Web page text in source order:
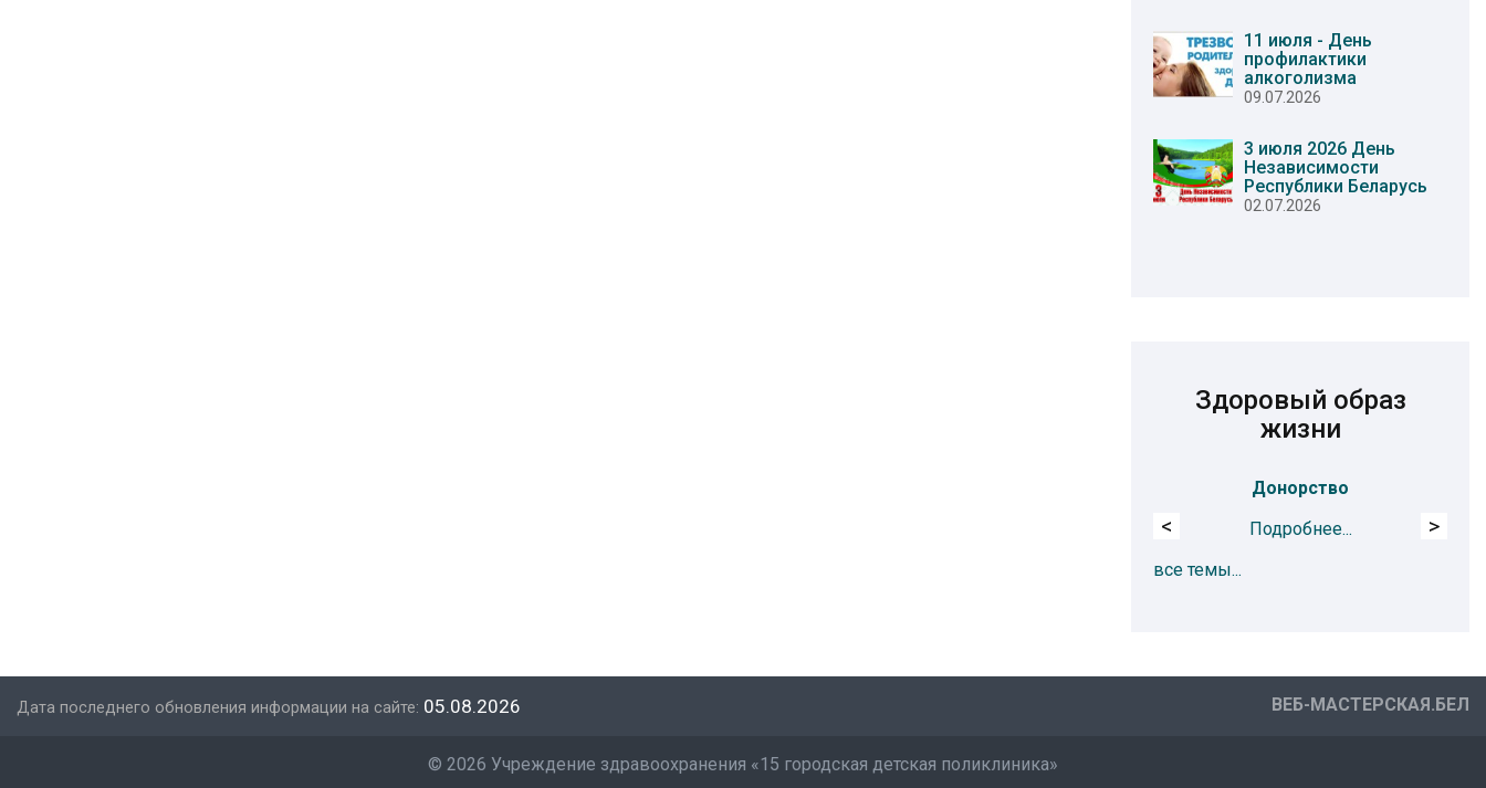
11 июля - День
профилактики
алкоголизма
09.07.2026
3 июля 2026 День
Независимости
Республики Беларусь
02.07.2026
Здоровый образ
жизни
Донорство
Подробнее...
< >
все темы...
Дата последнего обновления информации на сайте: 05.08.2026 ВЕБ-МАСТЕРСКАЯ.БЕЛ
© 2026 Учреждение здравоохранения «15 городская детская поликлиника»